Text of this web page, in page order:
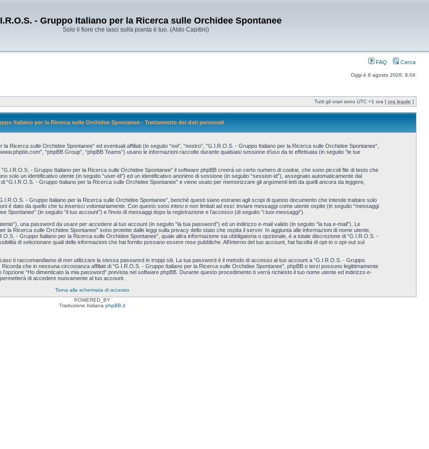
- Gruppo Italiano per la Ricerca sulle Orchidee Spontanee
Solo il fiore che lasci sulla pianta è tuo. (Aldo Capitini)
FAQ Cerca
Oggi è 8 agosto 2026, 8:04
Tutti gli orari sono UTC +1 ora [ ora legale ]
Italiano per la Ricerca sulle Orchidee Spontanee - Trattamento dei dati personali
Ricerca sulle Orchidee Spontanee” ed eventuali affiliati (in seguito “noi”, “nostro”, “G.I.R.O.S. - Gruppo Italiano per la Ricerca sulle Orchidee Spontanee”,
“phpBB Group”, “phpBB Teams”) usano le informazioni raccolte durante qualsiasi sessione d’uso da te effettuata (in seguito “le tue
- Gruppo Italiano per la Ricerca sulle Orchidee Spontanee” il software phpBB creerà un certo numero di cookie, che sono piccoli file di testo che
solo un identificativo utente (in seguito “user-id”) ed un identificativo anonimo di sessione (in seguito “session-id”), assegnato automaticamente dal
- Gruppo Italiano per la Ricerca sulle Orchidee Spontanee” e viene usato per memorizzare gli argomenti letti da quelli ancora da leggere,
- Gruppo Italiano per la Ricerca sulle Orchidee Spontanee”, benché questi siano estranei agli scopi di questo documento che intende trattare solo
è dato da quello che tu inserisci volontariamente. Con questo sono intesi e non limitati ad essi: inviare messaggi come utente ospite (in seguito “messaggi
(in seguito “il tuo account”) e l’invio di messaggi dopo la registrazione e l’accesso (di seguito “i tuoi messaggi”).
una password da usare per accedere al tuo account (in seguito “la tua password”) ed un indirizzo e-mail valido (in seguito “la tua e-mail”). Le
la Ricerca sulle Orchidee Spontanee” sono protette dalle leggi sulla privacy dello stato che ospita il server. In aggiunta alle informazioni di nome utente,
- Gruppo Italiano per la Ricerca sulle Orchidee Spontanee”, quale altra informazione sia obbligatoria o opzionale, è a totale discrezione di “G.I.R.O.S. -
di selezionare quali delle informazioni che hai fornito possano essere rese pubbliche. All’interno del tuo account, hai facoltà di opt-in o opt-out sul
ti raccomandiamo di non utilizzare la stessa password in troppi siti. La tua password è il metodo di accesso al tuo account a “G.I.R.O.S. - Gruppo
che in nessuna circostanza affiliati di “G.I.R.O.S. - Gruppo Italiano per la Ricerca sulle Orchidee Spontanee”, phpBB o terzi possono legittimamente
“Ho dimenticato la mia password” prevista nel software phpBB. Durante questo procedimento ti verrà richiesto il tuo nome utente ed indirizzo e-
di accedere nuovamente al tuo account.
Torna alla schermata di accesso
POWERED_BY
Traduzione Italiana phpBB.it